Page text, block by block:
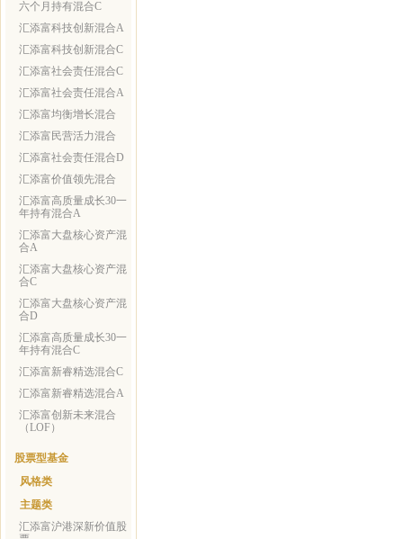
六个月持有混合C
汇添富科技创新混合A
汇添富科技创新混合C
汇添富社会责任混合C
汇添富社会责任混合A
汇添富均衡增长混合
汇添富民营活力混合
汇添富社会责任混合D
汇添富价值领先混合
汇添富高质量成长30一
年持有混合A
汇添富大盘核心资产混
合A
汇添富大盘核心资产混
合C
汇添富大盘核心资产混
合D
汇添富高质量成长30一
年持有混合C
汇添富新睿精选混合C
汇添富新睿精选混合A
汇添富创新未来混合
（LOF）
股票型基金
风格类
主题类
汇添富沪港深新价值股